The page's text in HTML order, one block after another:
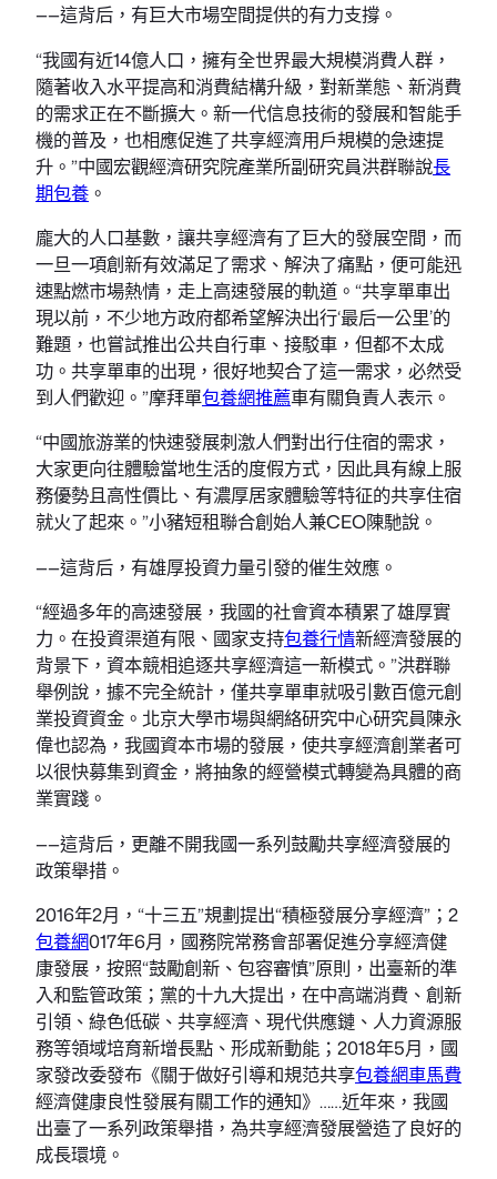
——這背后，有巨大市場空間提供的有力支撐。
“我國有近14億人口，擁有全世界最大規模消費人群，
隨著收入水平提高和消費結構升級，對新業態、新消費
的需求正在不斷擴大。新一代信息技術的發展和智能手
機的普及，也相應促進了共享經濟用戶規模的急速提
升。”中國宏觀經濟研究院產業所副研究員洪群聯說長
期包養 。
龐大的人口基數，讓共享經濟有了巨大的發展空間，而
一旦一項創新有效滿足了需求、解決了痛點，便可能迅
速點燃市場熱情，走上高速發展的軌道。“共享單車出
現以前，不少地方政府都希望解決出行‘最后一公里’的
難題，也嘗試推出公共自行車、接駁車，但都不太成
功。共享單車的出現，很好地契合了這一需求，必然受
到人們歡迎。”摩拜單包養網推薦車有關負責人表示。
“中國旅游業的快速發展刺激人們對出行住宿的需求，
大家更向往體驗當地生活的度假方式，因此具有線上服
務優勢且高性價比、有濃厚居家體驗等特征的共享住宿
就火了起來。”小豬短租聯合創始人兼CEO陳馳說。
——這背后，有雄厚投資力量引發的催生效應。
“經過多年的高速發展，我國的社會資本積累了雄厚實
力。在投資渠道有限、國家支持包養行情新經濟發展的
背景下，資本競相追逐共享經濟這一新模式。”洪群聯
舉例說，據不完全統計，僅共享單車就吸引數百億元創
業投資資金。北京大學市場與網絡研究中心研究員陳永
偉也認為，我國資本市場的發展，使共享經濟創業者可
以很快募集到資金，將抽象的經營模式轉變為具體的商
業實踐。
——這背后，更離不開我國一系列鼓勵共享經濟發展的
政策舉措。
2016年2月，“十三五”規劃提出“積極發展分享經濟”；2
包養網017年6月，國務院常務會部署促進分享經濟健
康發展，按照“鼓勵創新、包容審慎”原則，出臺新的準
入和監管政策；黨的十九大提出，在中高端消費、創新
引領、綠色低碳、共享經濟、現代供應鏈、人力資源服
務等領域培育新增長點、形成新動能；2018年5月，國
家發改委發布《關于做好引導和規范共享包養網車馬費
經濟健康良性發展有關工作的通知》……近年來，我國
出臺了一系列政策舉措，為共享經濟發展營造了良好的
成長環境。